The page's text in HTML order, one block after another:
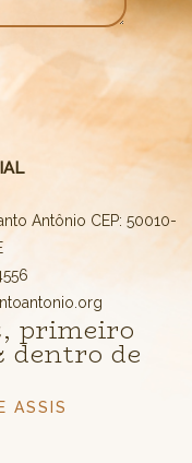
Antônio CEP: 50010-
primeiro
dentro de
ASSIS